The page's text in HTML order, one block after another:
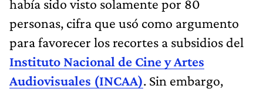
había sido visto solamente por 80
personas, cifra que usó como argumento
para favorecer los recortes a subsidios del
Instituto Nacional de Cine y Artes
Audiovisuales (INCAA). Sin embargo,